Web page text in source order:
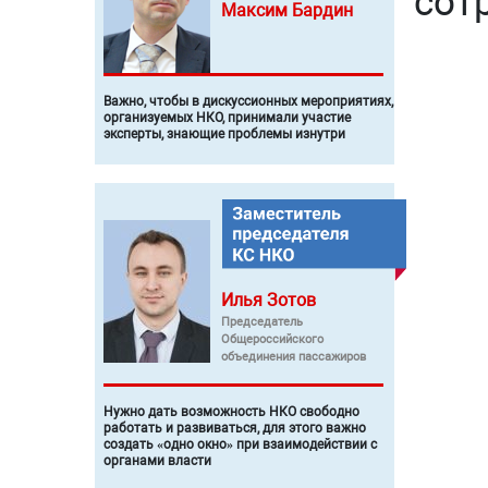
Максим Бардин
Важно, чтобы в дискуссионных мероприятиях,
организуемых НКО, принимали участие
эксперты, знающие проблемы изнутри
Илья Зотов
Председатель
Общероссийского
объединения пассажиров
Нужно дать возможность НКО свободно
работать и развиваться, для этого важно
создать «одно окно» при взаимодействии с
органами власти